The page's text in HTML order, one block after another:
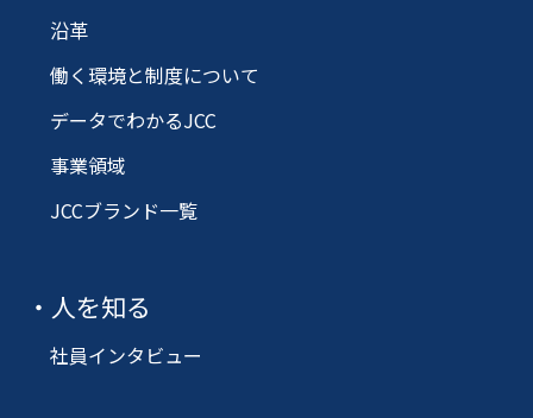
沿革
働く環境と制度について
データでわかるJCC
事業領域
JCCブランド一覧
人を知る
社員インタビュー